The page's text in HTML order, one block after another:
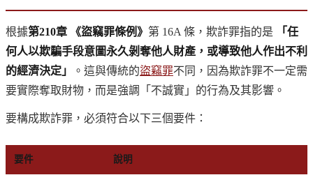
根據第210章 《盜竊罪條例》 第 16A 條，欺詐罪指的是
「任
何人以欺騙手段意圖永久剝奪他人財產，或導致他人作出不利
的經濟決定」
。這與傳統的盜竊罪不同，因為欺詐罪不一定需
要實際奪取財物，而是強調「不誠實」的行為及其影響。
要構成欺詐罪，必須符合以下三個要件：
要件 說明